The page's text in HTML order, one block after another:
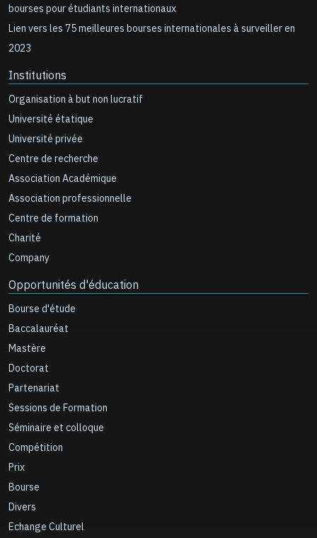
bourses pour étudiants internationaux
Lien vers les 75 meilleures bourses internationales à surveiller en
2023
Institutions
Organisation à but non lucratif
Université étatique
Université privée
Centre de recherche
Association Académique
Association professionnelle
Centre de formation
Charité
Company
Opportunités d'éducation
Bourse d'étude
Baccalauréat
Mastère
Doctorat
Partenariat
Sessions de Formation
Séminaire et colloque
Compétition
Prix
Bourse
Divers
Echange Culturel